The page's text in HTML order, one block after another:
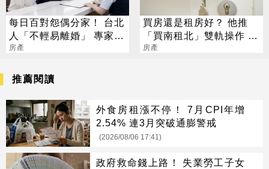
每日百對怨偶分家！ 台北
人「不輕易離婚」 專家揭
背後苦衷
房產
買房還是租房好？ 他推
「買南租北」雙軌操作 網
搖頭揭致命傷
房產
推薦閱讀
外食房租漲不停！ 7月CPI年增
2.54% 連3月突破通膨警戒
(2026/08/06 17:41)
政府救命錢上路！ 失業勞工子女